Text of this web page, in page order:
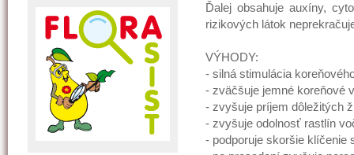
Ďalej obsahuje auxíny,
rizikových látok
VÝHODY:
- silná stimulácia
- zväčšuje jemné koreňové
- zvyšuje príjem dôležitých
- zvyšuje odolnosť rastlín
- podporuje skoršie klíčenie